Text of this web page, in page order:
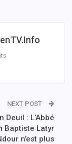
NEXT POST
Deuil : L’Abbé
Baptiste Latyr
n’est plus